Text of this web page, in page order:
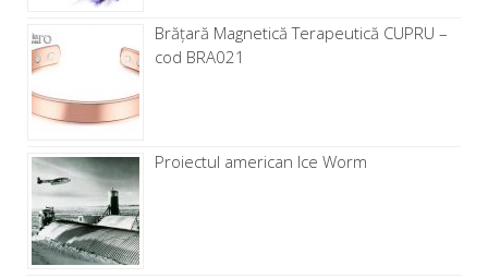
Brăţară Magnetică Terapeutică CUPRU –
cod BRA021
Proiectul american Ice Worm